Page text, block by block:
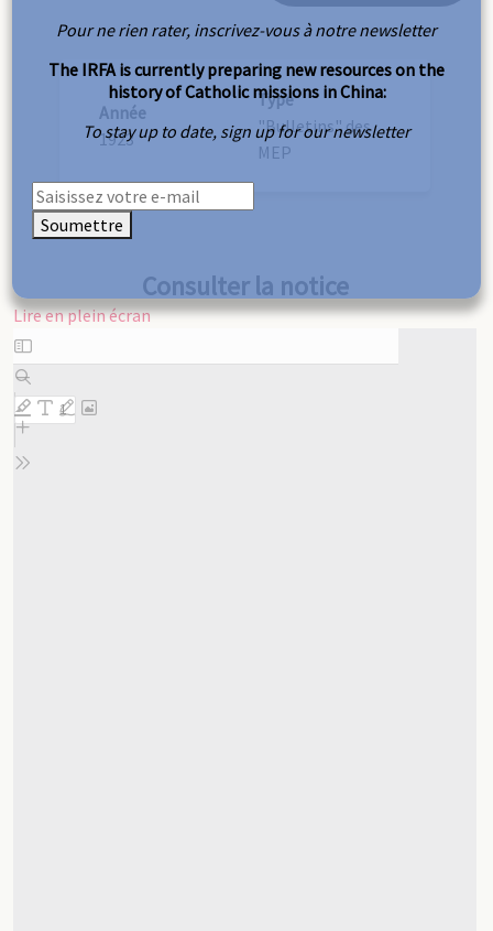
Année
1923
Type
"Bulletins" des
MEP
Consulter la notice
Lire en plein écran
Aller
au
contenu
PDF
Pour ne rien rater, inscrivez-vous à notre newsletter
The IRFA is currently preparing new resources on the
history of Catholic missions in China:
To stay up to date, sign up for our newsletter
Soumettre